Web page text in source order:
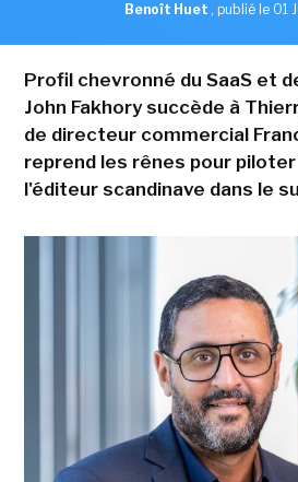
Benoît Huet , publié le 01
Profil chevronné du SaaS et
John Fakhory succède à
de directeur commercial
reprend les rênes pour
l'éditeur scandinave dans le